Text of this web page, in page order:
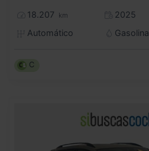
18.207 km
2025
Automático
Gasolina
C